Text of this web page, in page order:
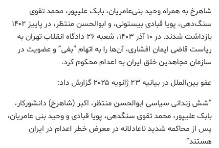
شاهرخ به همراه وحید بنی‌عامریان، بابک علیپور، محمد تقوی
سنگ‌دهی، پویا قبادی بیستونی، و ابوالحسن منتظر، در پاییز ۱۴۰۲
بازداشت شدند. در ۱۰ آذر ۱۴۰۳، شعبه ۲۶ دادگاه انقلاب تهران به
ریاست قاضی ایمان افشاری، آن‌ها را به اتهام “بغی” و عضویت در
سازمان مجاهدین خلق ایران به اعدام محکوم کرد.
عفو بین‌الملل در بیانیه ۲۳ ژانویه ۲۰۲۵ گزارش داد:
“شش زندانی سیاسی ابوالحسن منتظر، اکبر (شاهرخ) دانشورکار،
بابک علیپور، محمد تقوی سنگدهی، پویا قبادی و وحید بنی عامریان،
پس از محاکمه شدید ناعادلانه در معرض خطر اعدام در ایران
هستند”